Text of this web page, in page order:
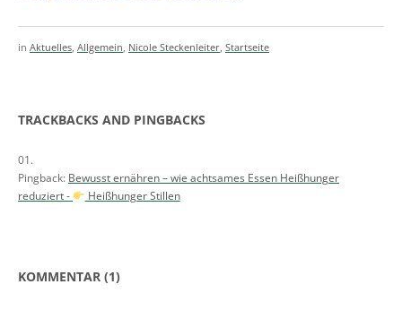
in Aktuelles, Allgemein, Nicole Steckenleiter, Startseite
TRACKBACKS AND PINGBACKS
Pingback: Bewusst ernähren – wie achtsames Essen Heißhunger
reduziert -
Heißhunger Stillen
KOMMENTAR (1)